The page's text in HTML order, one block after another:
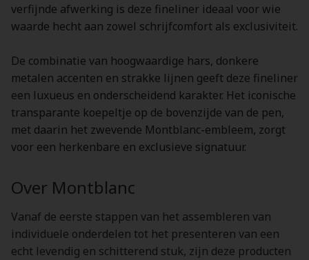
verfijnde afwerking is deze fineliner ideaal voor wie
waarde hecht aan zowel schrijfcomfort als exclusiviteit.
De combinatie van hoogwaardige hars, donkere
metalen accenten en strakke lijnen geeft deze fineliner
een luxueus en onderscheidend karakter. Het iconische
transparante koepeltje op de bovenzijde van de pen,
met daarin het zwevende Montblanc-embleem, zorgt
voor een herkenbare en exclusieve signatuur.
Over Montblanc
Vanaf de eerste stappen van het assembleren van
individuele onderdelen tot het presenteren van een
echt levendig en schitterend stuk, zijn deze producten